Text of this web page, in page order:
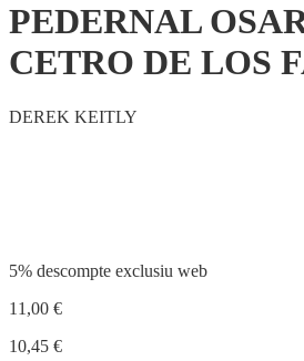
PEDERNAL
CETRO DE LOS
DEREK KEITLY
5% descompte exclusiu web
11,00 €
10,45 €